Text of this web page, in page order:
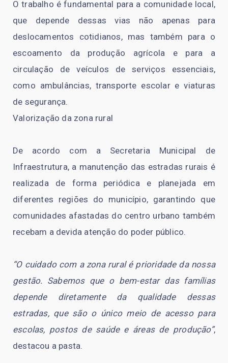
O trabalho é fundamental para a comunidade local,
que depende dessas vias não apenas para
deslocamentos cotidianos, mas também para o
escoamento da produção agrícola e para a
circulação de veículos de serviços essenciais,
como ambulâncias, transporte escolar e viaturas
de segurança.
Valorização da zona rural
De acordo com a Secretaria Municipal de
Infraestrutura, a manutenção das estradas rurais é
realizada de forma periódica e planejada em
diferentes regiões do município, garantindo que
comunidades afastadas do centro urbano também
recebam a devida atenção do poder público.
“O cuidado com a zona rural é prioridade da nossa
gestão. Sabemos que o bem-estar das famílias
depende diretamente da qualidade dessas
estradas, que são o único meio de acesso para
escolas, postos de saúde e áreas de produção”,
destacou a pasta.